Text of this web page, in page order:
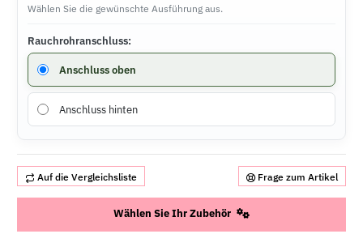
Wählen Sie die gewünschte Ausführung aus.
Rauchrohranschluss:
Rauchrohranschluss
Anschluss oben
Anschluss hinten
Auf die Vergleichsliste Frage zum Artikel
Wählen Sie Ihr Zubehör